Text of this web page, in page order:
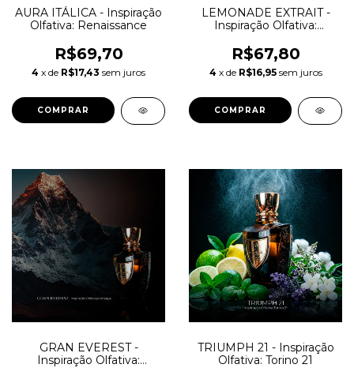
AURA ITÁLICA - Inspiração
Olfativa: Renaissance
R$69,70
4 x de R$17,43 sem juros
COMPRAR
LEMONADE EXTRAIT -
Inspiração Olfativa:
R$67,80
4 x de R$16,95 sem juros
COMPRAR
GRAN EVEREST -
Inspiração Olfativa:
TRIUMPH 21 - Inspiração
Olfativa: Torino 21